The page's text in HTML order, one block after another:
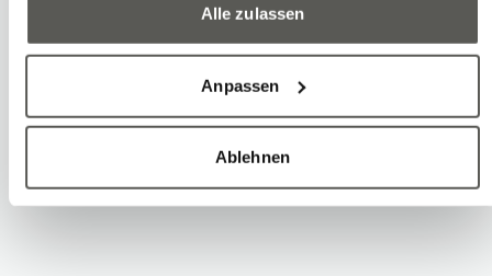
Alle zulassen
Anpassen
Ablehnen
Häufige Fragen (FAQ)
Welche Informationen benötigen wir
für eine Machbarkeitsstudie?
Robotersimulation?